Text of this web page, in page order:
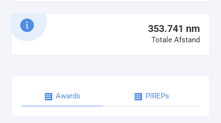
353.741 nm
Totale Afstand
Awards PIREPs